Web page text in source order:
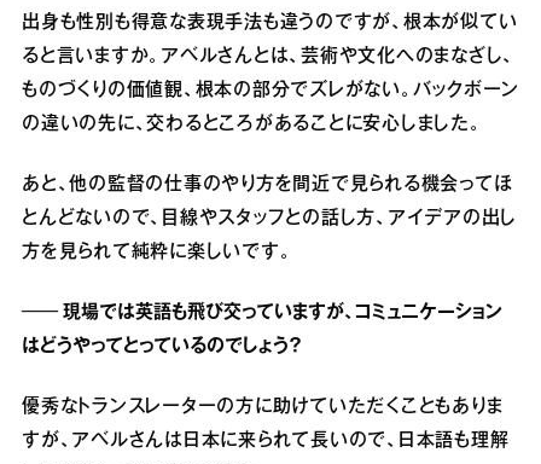
出身も性別も得意な表現手法も違うのですが、根本が似てい
ると言いますか。アベルさんとは、芸術や文化へのまなざし、
ものづくりの価値観、根本の部分でズレがない。バックボーン
の違いの先に、交わるところがあることに安心しました。
あと、他の監督の仕事のやり方を間近で見られる機会ってほ
とんどないので、目線やスタッフとの話し方、アイデアの出し
方を見られて純粋に楽しいです。
── 現場では英語も飛び交っていますが、コミュニケーション
はどうやってとっているのでしょう？
優秀なトランスレーターの方に助けていただくこともありま
すが、アベルさんは日本に来られて長いので、日本語も理解